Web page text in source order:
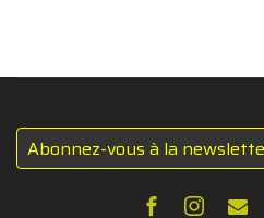
Abonnez-vous à la